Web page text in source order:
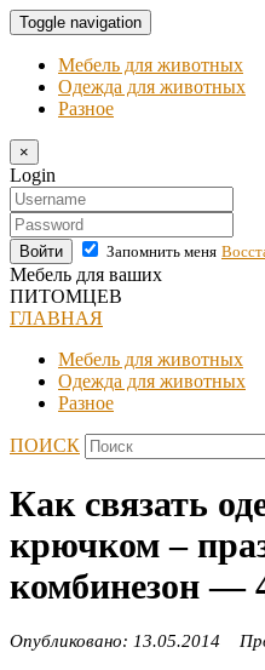
Toggle navigation
Мебель для животных
Одежда для животных
Разное
×
Login
Войти Запомнить меня
Мебель для ваших
ПИТОМЦЕВ
ГЛАВНАЯ
Мебель для животных
Одежда для животных
Разное
ПОИСК
Как связать
крючком –
комбинезон —
Опубликовано: 13.05.2014